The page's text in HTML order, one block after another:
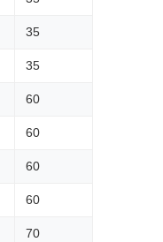
35
35
60
60
60
60
70